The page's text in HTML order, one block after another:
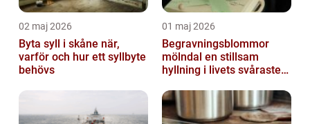
02 maj 2026
Byta syll i skåne när,
varför och hur ett syllbyte
behövs
01 maj 2026
Begravningsblommor
mölndal en stillsam
hyllning i livets svåraste